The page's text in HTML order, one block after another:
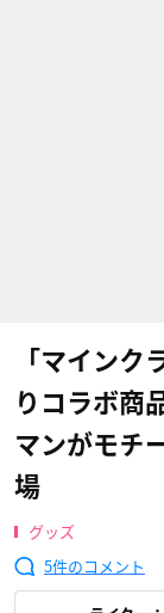
「マイン
りコラボ商
マンがモチ
場
グッズ
5